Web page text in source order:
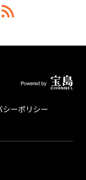
シーポリシー